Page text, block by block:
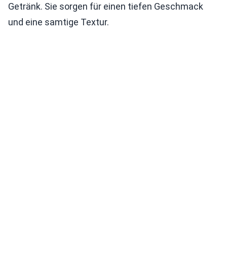
Getränk. Sie sorgen für einen tiefen Geschmack
und eine samtige Textur.